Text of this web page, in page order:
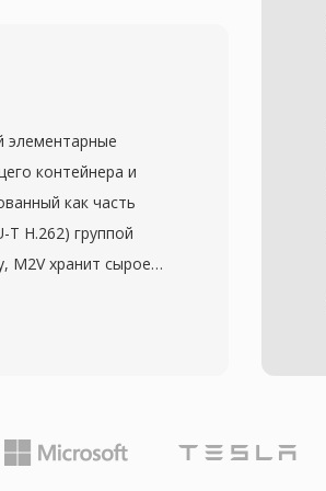
объект заголовка
эффективного
преимуществ —
правами, что
медиа. Контейнер
потоков,
Media
контейнера и
как часть
T H.262) группой
M2V хранит сырое
присутствовало бы
а затем